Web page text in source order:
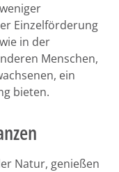
Einzelförderung
in der
Menschen,
ein
bieten.
Natur, genießen